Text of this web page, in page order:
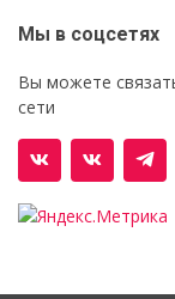
Мы в соцсетях
Вы можете
сети